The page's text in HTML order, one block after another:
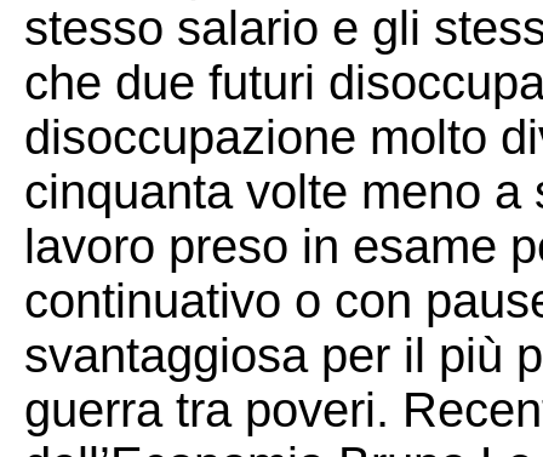
stesso salario e gli
che due futuri
disoccupazione molto
cinquanta volte meno
lavoro preso in esame
continuativo o con
svantaggiosa per il più
guerra tra poveri.